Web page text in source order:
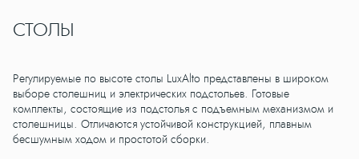
СТОЛЫ
Регулируемые по высоте столы LuxAlto представлены в широком
выборе столешниц и электрических подстольев. Готовые
комплекты, состоящие из подстолья с подъемным механизмом и
столешницы. Отличаются устойчивой конструкцией, плавным
бесшумным ходом и простотой сборки.